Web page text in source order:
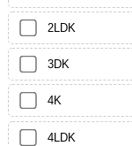
2LDK
3DK
4K
4LDK